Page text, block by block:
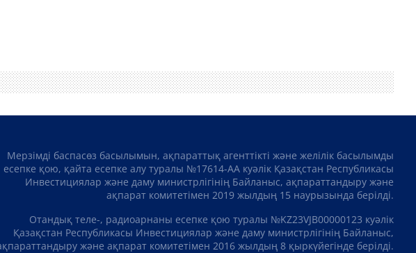
Мерзімді баспасөз басылымын, ақпараттық агенттікті және желілік басылымды
есепке қою, қайта есепке алу туралы №17614-АА куәлік Қазақстан Республикасы
Инвестициялар және даму министрлігінің Байланыс, ақпараттандыру және
ақпарат комитетімен 2019 жылдың 15 наурызында берілді.
Отандық теле-, радиоарнаны есепке қою туралы №KZ23VJB00000123 куәлік
Қазақстан Республикасы Инвестициялар және даму министрлігінің Байланыс,
және ақпарат комитетімен 2016 жылдың 8 қыркүйегінде берілді.